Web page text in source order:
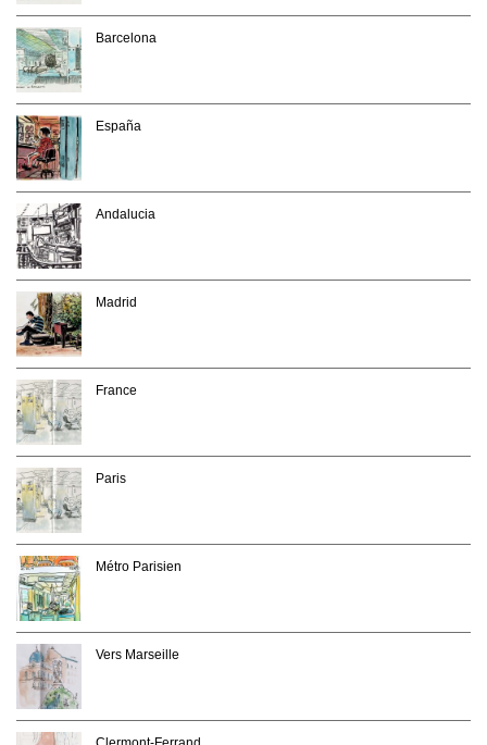
Barcelona
España
Andalucia
Madrid
France
Paris
Métro Parisien
Vers Marseille